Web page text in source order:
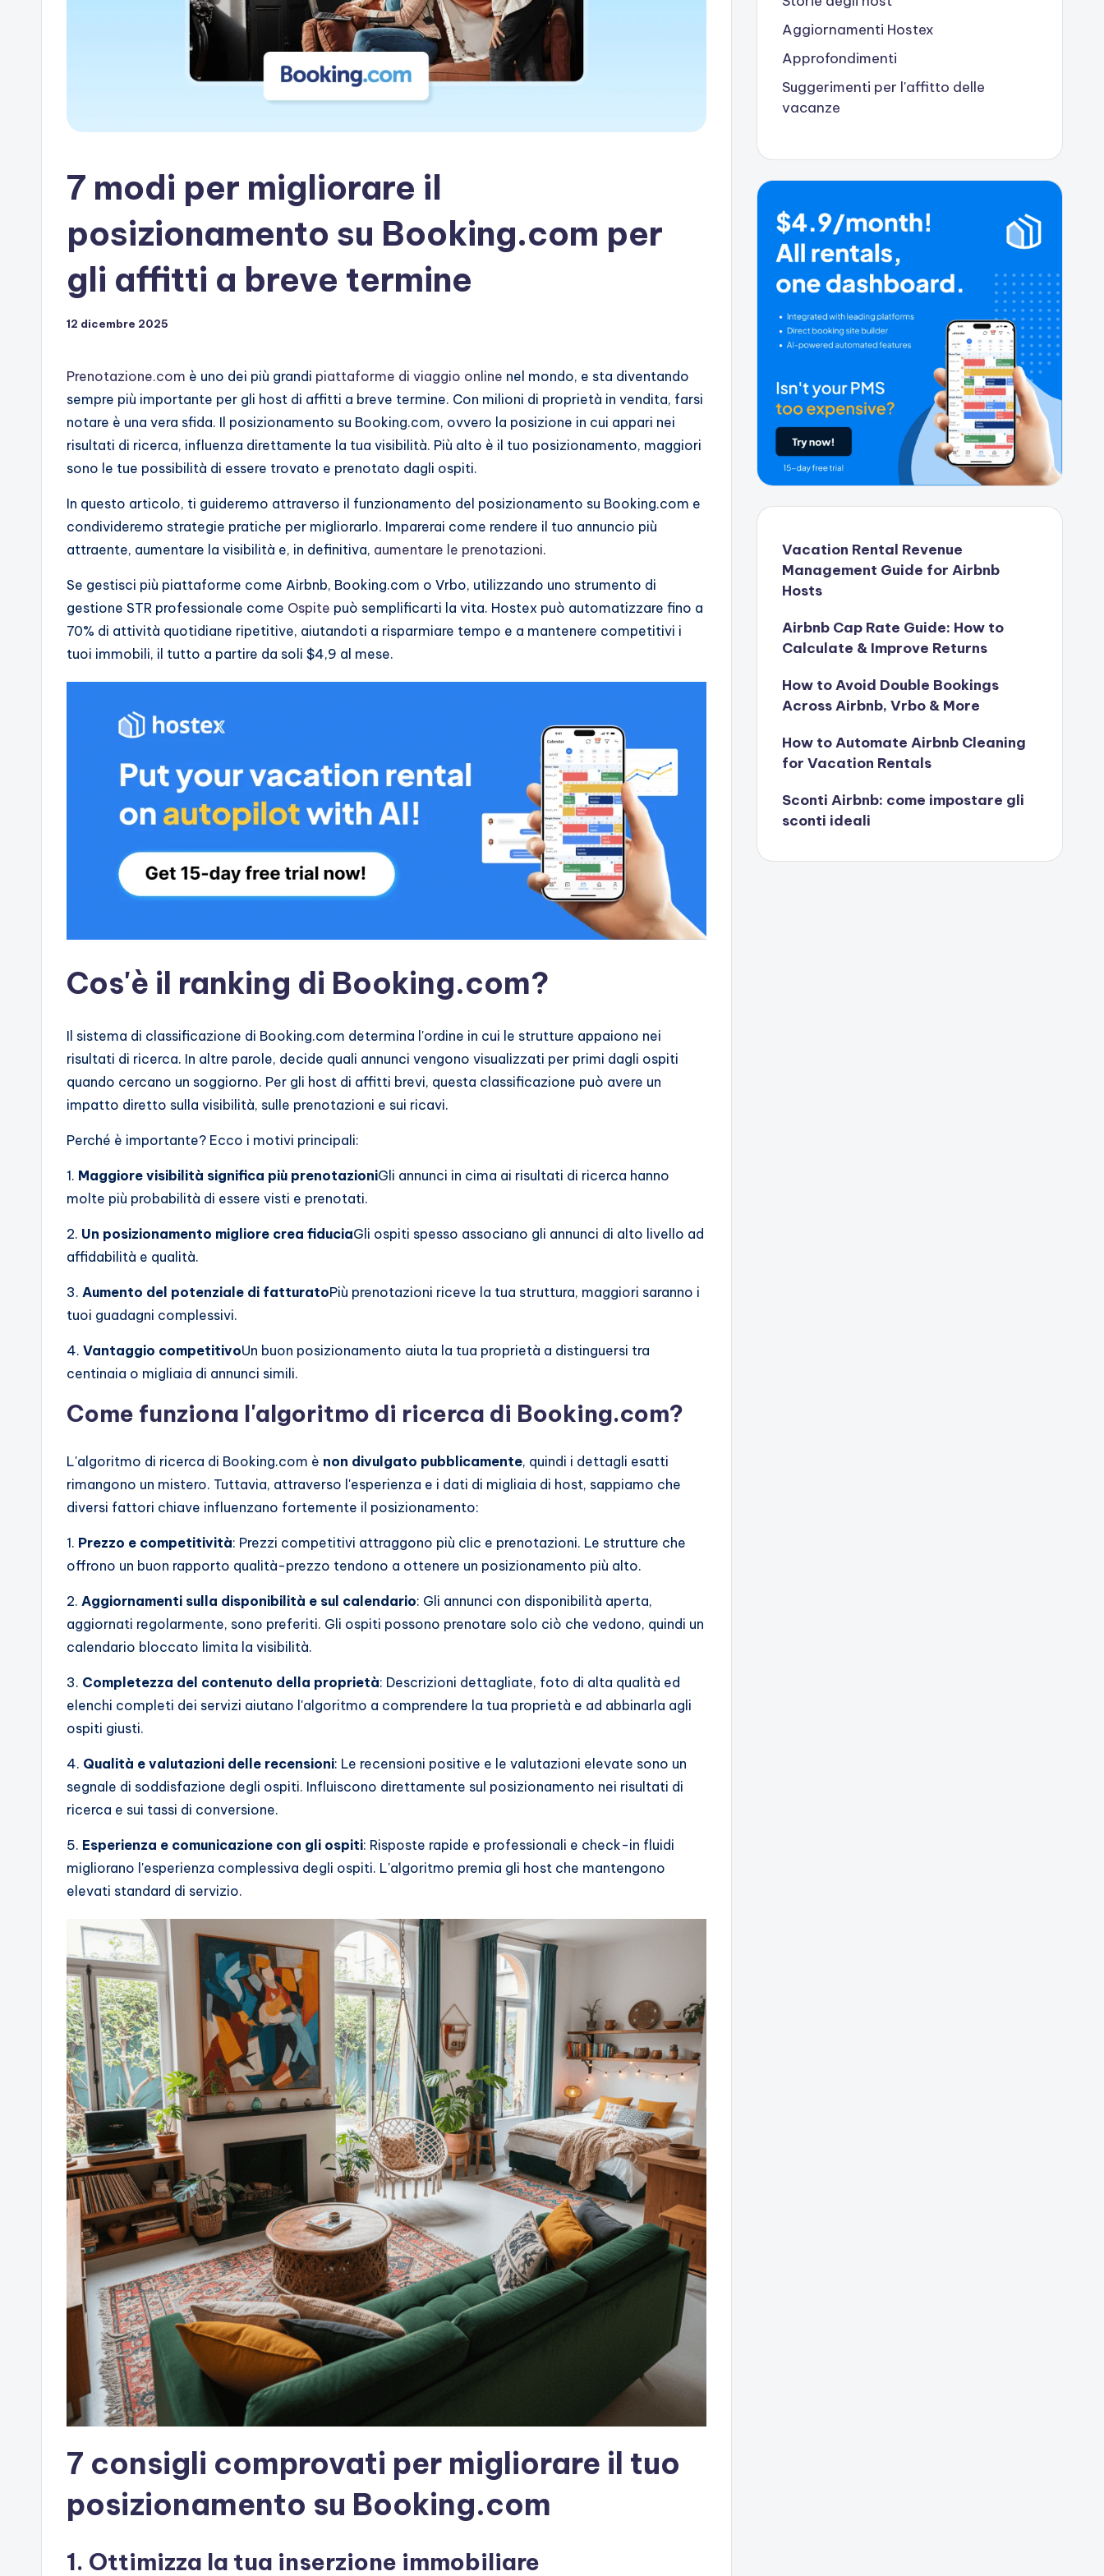
7 modi per migliorare il
posizionamento su Booking.com per
gli affitti a breve termine
12 dicembre 2025
Prenotazione.com è uno dei più grandi piattaforme di viaggio online nel mondo, e sta diventando
sempre più importante per gli host di affitti a breve termine. Con milioni di proprietà in vendita, farsi
notare è una vera sfida. Il posizionamento su Booking.com, ovvero la posizione in cui appari nei
risultati di ricerca, influenza direttamente la tua visibilità. Più alto è il tuo posizionamento, maggiori
sono le tue possibilità di essere trovato e prenotato dagli ospiti.
In questo articolo, ti guideremo attraverso il funzionamento del posizionamento su Booking.com e
condivideremo strategie pratiche per migliorarlo. Imparerai come rendere il tuo annuncio più
attraente, aumentare la visibilità e, in definitiva, aumentare le prenotazioni.
Se gestisci più piattaforme come Airbnb, Booking.com o Vrbo, utilizzando uno strumento di
gestione STR professionale come Ospite può semplificarti la vita. Hostex può automatizzare fino a
70% di attività quotidiane ripetitive, aiutandoti a risparmiare tempo e a mantenere competitivi i
tuoi immobili, il tutto a partire da soli $4,9 al mese.
Cos'è il ranking di Booking.com?
Il sistema di classificazione di Booking.com determina l'ordine in cui le strutture appaiono nei
risultati di ricerca. In altre parole, decide quali annunci vengono visualizzati per primi dagli ospiti
quando cercano un soggiorno. Per gli host di affitti brevi, questa classificazione può avere un
impatto diretto sulla visibilità, sulle prenotazioni e sui ricavi.
Perché è importante? Ecco i motivi principali:
1. Maggiore visibilità significa più prenotazioniGli annunci in cima ai risultati di ricerca hanno
molte più probabilità di essere visti e prenotati.
2. Un posizionamento migliore crea fiduciaGli ospiti spesso associano gli annunci di alto livello ad
affidabilità e qualità.
3. Aumento del potenziale di fatturatoPiù prenotazioni riceve la tua struttura, maggiori saranno i
tuoi guadagni complessivi.
4. Vantaggio competitivoUn buon posizionamento aiuta la tua proprietà a distinguersi tra
centinaia o migliaia di annunci simili.
Come funziona l'algoritmo di ricerca di Booking.com?
L'algoritmo di ricerca di Booking.com è non divulgato pubblicamente, quindi i dettagli esatti
rimangono un mistero. Tuttavia, attraverso l'esperienza e i dati di migliaia di host, sappiamo che
diversi fattori chiave influenzano fortemente il posizionamento:
1. Prezzo e competitività: Prezzi competitivi attraggono più clic e prenotazioni. Le strutture che
offrono un buon rapporto qualità-prezzo tendono a ottenere un posizionamento più alto.
2. Aggiornamenti sulla disponibilità e sul calendario: Gli annunci con disponibilità aperta,
aggiornati regolarmente, sono preferiti. Gli ospiti possono prenotare solo ciò che vedono, quindi un
calendario bloccato limita la visibilità.
3. Completezza del contenuto della proprietà: Descrizioni dettagliate, foto di alta qualità ed
elenchi completi dei servizi aiutano l'algoritmo a comprendere la tua proprietà e ad abbinarla agli
ospiti giusti.
4. Qualità e valutazioni delle recensioni: Le recensioni positive e le valutazioni elevate sono un
segnale di soddisfazione degli ospiti. Influiscono direttamente sul posizionamento nei risultati di
ricerca e sui tassi di conversione.
5. Esperienza e comunicazione con gli ospiti: Risposte rapide e professionali e check-in fluidi
migliorano l'esperienza complessiva degli ospiti. L'algoritmo premia gli host che mantengono
elevati standard di servizio.
7 consigli comprovati per migliorare il tuo
posizionamento su Booking.com
1. Ottimizza la tua inserzione immobiliare
Aggiornamenti Hostex
Approfondimenti
Suggerimenti per l'affitto delle
vacanze
Vacation Rental Revenue
Management Guide for Airbnb
Hosts
Airbnb Cap Rate Guide: How to
Calculate & Improve Returns
How to Avoid Double Bookings
Across Airbnb, Vrbo & More
How to Automate Airbnb Cleaning
for Vacation Rentals
Sconti Airbnb: come impostare gli
sconti ideali